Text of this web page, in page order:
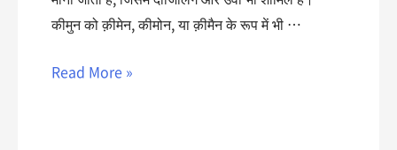
कीमुन को क़ीमेन, कीमोन, या क़ीमैन के रूप में भी …
Read More »